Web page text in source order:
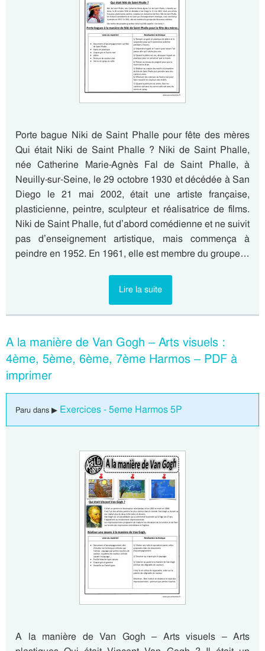
Porte bague Niki de Saint Phalle pour fête des mères
Qui était Niki de Saint Phalle ? Niki de Saint Phalle,
née Catherine Marie-Agnès Fal de Saint Phalle, à
Neuilly-sur-Seine, le 29 octobre 1930 et décédée à San
Diego le 21 mai 2002, était une artiste française,
plasticienne, peintre, sculpteur et réalisatrice de films.
Niki de Saint Phalle, fut d’abord comédienne et ne suivit
pas d’enseignement artistique, mais commença à
peindre en 1952. En 1961, elle est membre du groupe…
Lire la suite
A la manière de Van Gogh – Arts visuels :
4ème, 5ème, 6ème, 7ème Harmos – PDF à
imprimer
Paru dans ▶ Exercices - 5eme Harmos 5P
A la manière de Van Gogh – Arts visuels – Arts